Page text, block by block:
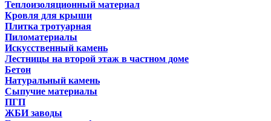
Теплоизоляционный материал
Кровля для крыши
Плитка тротуарная
Пиломатериалы
Искусственный камень
Лестницы на второй этаж в частном доме
Бетон
Натуральный камень
Сыпучие материалы
ПГП
ЖБИ заводы